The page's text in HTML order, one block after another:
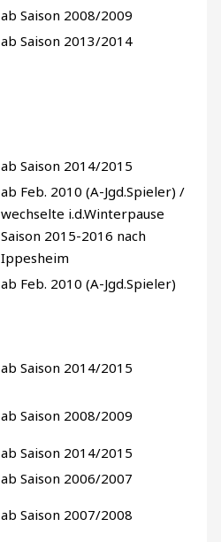
ab Saison 2008/2009
ab Saison 2013/2014
ab Saison 2014/2015
ab Feb. 2010 (A-Jgd.Spieler) /
wechselte i.d.Winterpause
Saison 2015-2016 nach
Ippesheim
ab Feb. 2010 (A-Jgd.Spieler)
ab Saison 2014/2015
ab Saison 2008/2009
ab Saison 2014/2015
ab Saison 2006/2007
ab Saison 2007/2008